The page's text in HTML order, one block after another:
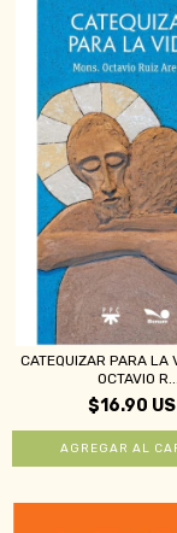
CATEQUIZAR PARA LA
OCTAVIO R...
$16.90